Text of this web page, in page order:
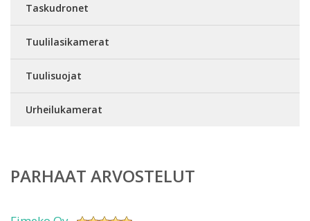
Taskudronet
Tuulilasikamerat
Tuulisuojat
Urheilukamerat
PARHAAT ARVOSTELUT